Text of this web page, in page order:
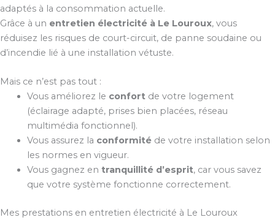
adaptés à la consommation actuelle.
Grâce à un entretien électricité à Le Louroux, vous
réduisez les risques de court-circuit, de panne soudaine ou
d’incendie lié à une installation vétuste.
Mais ce n’est pas tout :
Vous améliorez le confortde votre logement
(éclairage adapté, prises bien placées, réseau
multimédia fonctionnel).
Vous assurez la conformitéde votre installation selon
les normes en vigueur.
Vous gagnez en tranquillité d’esprit, car vous savez
que votre système fonctionne correctement.
Mes prestations en entretien électricité à Le Louroux